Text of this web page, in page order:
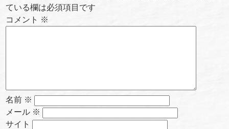
ている欄は必須項目です
コメント ※
名前 ※
メール ※
サイト